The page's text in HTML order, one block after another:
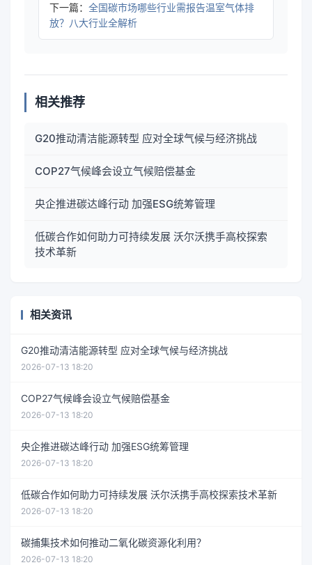
下一篇： 全国碳市场哪些行业需报告温室气体排
放？八大行业全解析
相关推荐
G20推动清洁能源转型 应对全球气候与经济挑战
COP27气候峰会设立气候赔偿基金
央企推进碳达峰行动 加强ESG统筹管理
低碳合作如何助力可持续发展 沃尔沃携手高校探索
技术革新
相关资讯
G20推动清洁能源转型 应对全球气候与经济挑战
2026-07-13 18:20
COP27气候峰会设立气候赔偿基金
2026-07-13 18:20
央企推进碳达峰行动 加强ESG统筹管理
2026-07-13 18:20
低碳合作如何助力可持续发展 沃尔沃携手高校探索技术革新
2026-07-13 18:20
碳捕集技术如何推动二氧化碳资源化利用？
2026-07-13 18:20